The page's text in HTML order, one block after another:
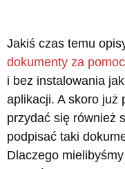
Jakiś czas temu
dokumenty za
i bez instalowania
aplikacji. A skoro już
przydać się również
podpisać taki
Dlaczego